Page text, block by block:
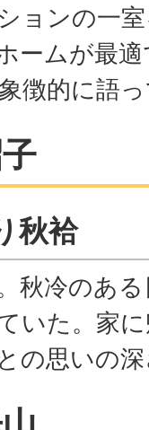
ョンの一
ームが最
徴的に語
秋袷
秋冷のあ
いた。家
の思いの